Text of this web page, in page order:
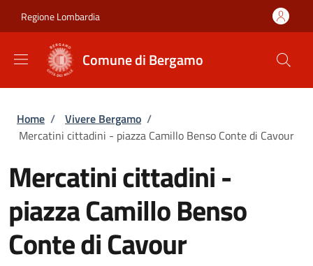
Regione Lombardia
Comune di Bergamo
Briciole di pane
Home / Vivere Bergamo /
Mercatini cittadini - piazza Camillo Benso Conte di Cavour
Mercatini cittadini -
piazza Camillo Benso
Conte di Cavour